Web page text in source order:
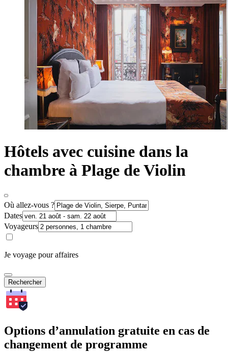
Hôtels avec cuisine dans la
chambre à Plage de Violin
Où allez-vous ?
Dates
Voyageurs
Je voyage pour affaires
Rechercher
Options d’annulation gratuite en cas de
changement de programme